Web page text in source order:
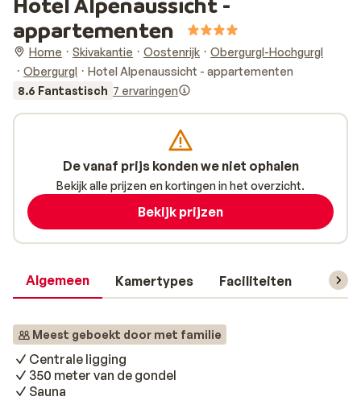
appartementen
Home Skivakantie Oostenrijk
Obergurgl-Hochgurgl
Obergurgl
Hotel Alpenaussicht - appartementen
8.6 Fantastisch 7 ervaringen
Algemeen Kamertypes Faciliteiten
Meest geboekt door met familie
Centrale ligging
350 meter van de gondel
Sauna
De vanaf prijs konden we niet ophalen
Bekijk alle prijzen en kortingen in het overzicht.
Bekijk prijzen